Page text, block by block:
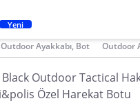
Yeni
Outdoor Ayakkabı, Bot Outdoor